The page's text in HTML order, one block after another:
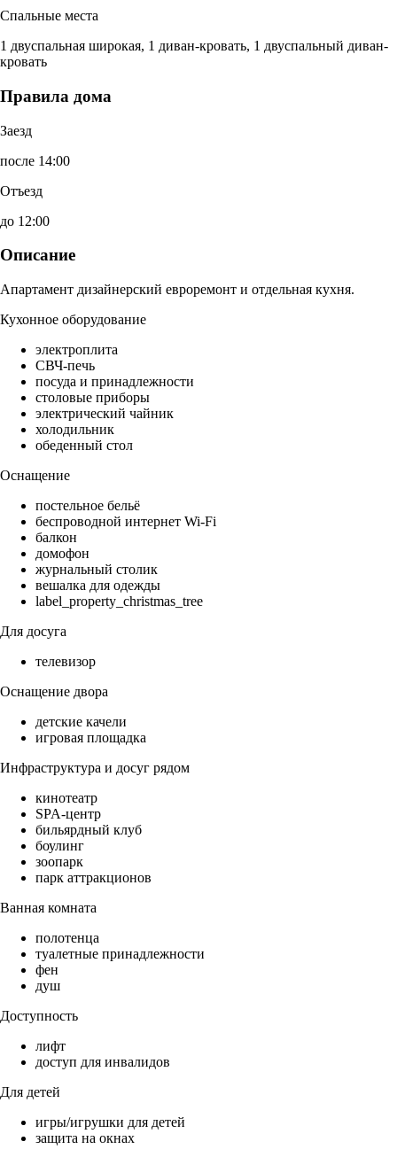
Спальные места
1 двуспальная широкая, 1 диван-кровать, 1 двуспальный диван-
кровать
Правила дома
Заезд
после 14:00
Отъезд
до 12:00
Описание
Апартамент дизайнерский евроремонт и отдельная кухня.
Кухонное оборудование
электроплита
СВЧ-печь
посуда и принадлежности
столовые приборы
электрический чайник
холодильник
обеденный стол
Оснащение
постельное бельё
беспроводной интернет Wi-Fi
балкон
домофон
журнальный столик
вешалка для одежды
label_property_christmas_tree
Для досуга
телевизор
Оснащение двора
детские качели
игровая площадка
Инфраструктура и досуг рядом
кинотеатр
SPA-центр
бильярдный клуб
боулинг
зоопарк
парк аттракционов
Ванная комната
полотенца
туалетные принадлежности
фен
душ
Доступность
лифт
доступ для инвалидов
Для детей
игры/игрушки для детей
защита на окнах